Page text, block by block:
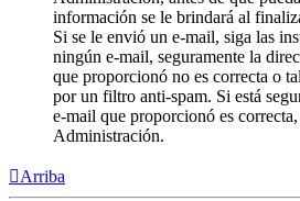
información se le brindará al
Si se le envió un e-mail, siga las
ningún e-mail, seguramente la
que proporcionó no es correcta o
por un filtro anti-spam. Si está
e-mail que proporcionó es
Administración.
Arriba